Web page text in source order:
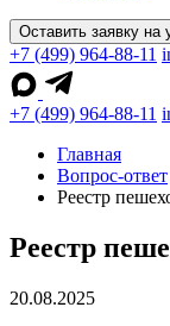
Оставить заявку на
+7 (499) 964-88-11
+7 (499) 964-88-11
Главная
Вопрос-ответ
Реестр
Реестр
20.08.2025